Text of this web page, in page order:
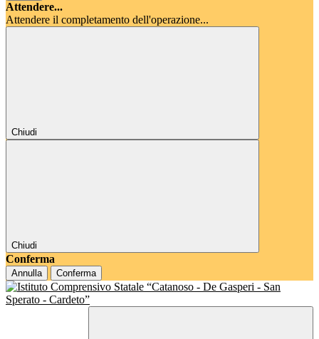
Attendere...
Attendere il completamento dell'operazione...
Chiudi
Chiudi
Conferma
Annulla Conferma